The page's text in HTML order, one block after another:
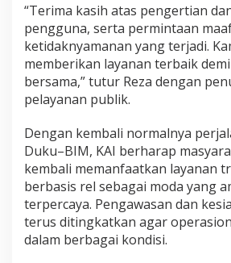
“Terima kasih atas pengertian
pengguna, serta permintaan
ketidaknyamanan yang terjadi.
memberikan layanan terbaik
bersama,” tutur Reza dengan
pelayanan publik.
Dengan kembali normalnya
Duku–BIM, KAI berharap
kembali memanfaatkan layanan
berbasis rel sebagai moda yang
terpercaya. Pengawasan dan
terus ditingkatkan agar
dalam berbagai kondisi.